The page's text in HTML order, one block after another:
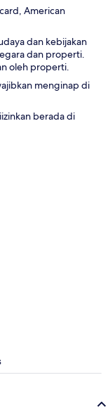
American
dan kebijakan
dan properti.
oleh properti.
menginap di
berada di